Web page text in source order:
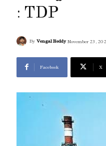
: TDP
By Vengal Reddy November 23,
Facebook X